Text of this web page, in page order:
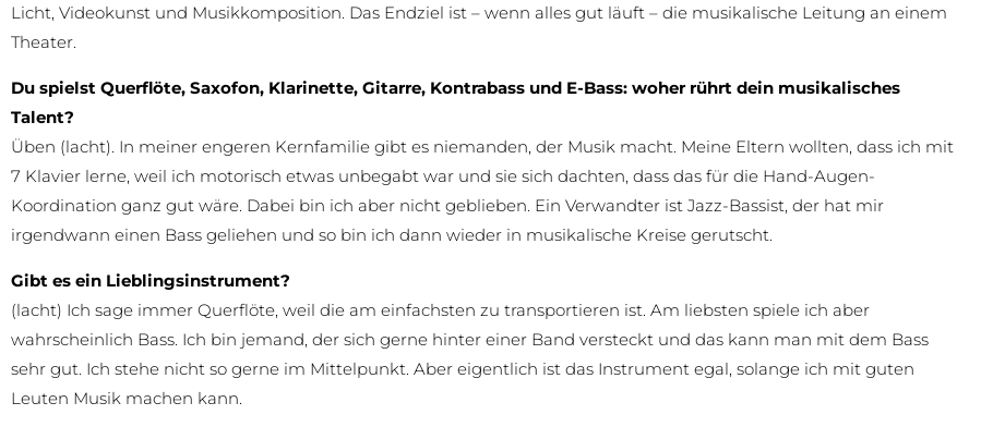
Licht, Videokunst und Musikkomposition. Das Endziel ist – wenn alles gut läuft – die musikalische Leitung an einem
Theater.
Du spielst Querflöte, Saxofon, Klarinette, Gitarre, Kontrabass und E-Bass: woher rührt dein musikalisches
Talent?
Üben (lacht). In meiner engeren Kernfamilie gibt es niemanden, der Musik macht. Meine Eltern wollten, dass ich mit
7 Klavier lerne, weil ich motorisch etwas unbegabt war und sie sich dachten, dass das für die Hand-Augen-
Koordination ganz gut wäre. Dabei bin ich aber nicht geblieben. Ein Verwandter ist Jazz-Bassist, der hat mir
irgendwann einen Bass geliehen und so bin ich dann wieder in musikalische Kreise gerutscht.
Gibt es ein Lieblingsinstrument?
(lacht) Ich sage immer Querflöte, weil die am einfachsten zu transportieren ist. Am liebsten spiele ich aber
wahrscheinlich Bass. Ich bin jemand, der sich gerne hinter einer Band versteckt und das kann man mit dem Bass
sehr gut. Ich stehe nicht so gerne im Mittelpunkt. Aber eigentlich ist das Instrument egal, solange ich mit guten
Leuten Musik machen kann.